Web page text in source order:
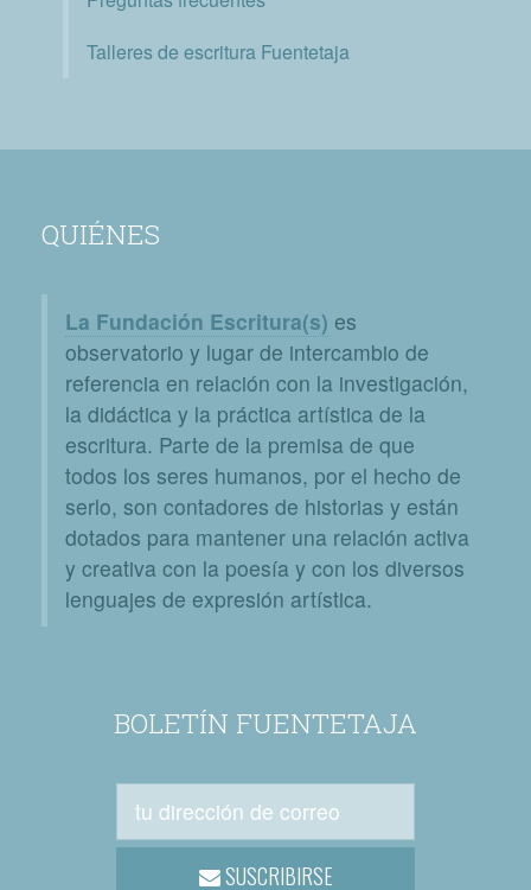
Talleres de escritura Fuentetaja
QUIÉNES
La Fundación Escritura(s) es
observatorio y lugar de intercambio de
referencia en relación con la investigación,
la didáctica y la práctica artística de la
escritura. Parte de la premisa de que
todos los seres humanos, por el hecho de
serlo, son contadores de historias y están
dotados para mantener una relación activa
y creativa con la poesía y con los diversos
lenguajes de expresión artística.
BOLETÍN FUENTETAJA
SUSCRIBIRSE